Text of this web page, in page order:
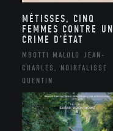
MÉTISSES, CINQ
FEMMES CONTRE UN
CRIME D’ÉTAT
MBOTTI MALOLO JEAN-
CHARLES, NOIRFALISSE
QUENTIN